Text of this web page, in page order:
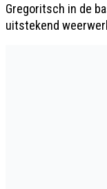
Gregoritsch in de
uitstekend